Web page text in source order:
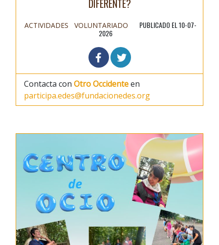
DIFERENTE?
ACTIVIDADES VOLUNTARIADO
PUBLICADO EL 10-07-
2026
Contacta con Otro Occidenteen
participa.edes@fundacionedes.org